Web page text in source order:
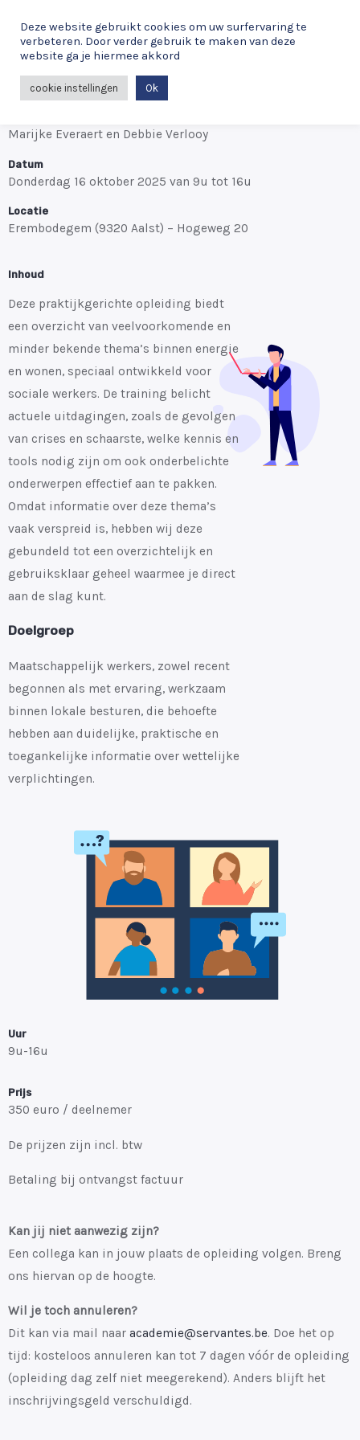
Energie en wonen: aan de slag
met veelvoorkomende en
minder bekende thema’s
Marijke Everaert en Debbie Verlooy
Datum
Donderdag 16 oktober 2025 van 9u tot 16u
Locatie
Erembodegem (9320 Aalst) – Hogeweg 20
Inhoud
Deze praktijkgerichte opleiding biedt
een overzicht van veelvoorkomende en
minder bekende thema’s binnen energie
en wonen, speciaal ontwikkeld voor
sociale werkers. De training belicht
actuele uitdagingen, zoals de gevolgen
van crises en schaarste, welke kennis en
tools nodig zijn om ook onderbelichte
onderwerpen effectief aan te pakken.
Omdat informatie over deze thema’s
vaak verspreid is, hebben wij deze
gebundeld tot een overzichtelijk en
gebruiksklaar geheel waarmee je direct
aan de slag kunt.
Doelgroep
Maatschappelijk werkers, zowel recent
begonnen als met ervaring, werkzaam
binnen lokale besturen, die behoefte
hebben aan duidelijke, praktische en
toegankelijke informatie over wettelijke
verplichtingen.
Uur
9u-16u
Prijs
350 euro / deelnemer
De prijzen zijn incl. btw
Betaling bij ontvangst factuur
Kan jij niet aanwezig zijn?
Een collega kan in jouw plaats de opleiding volgen. Breng
ons hiervan op de hoogte.
Wil je toch annuleren?
Dit kan via mail naar academie@servantes.be. Doe het op
tijd: kosteloos annuleren kan tot 7 dagen vóór de opleiding
(opleiding dag zelf niet meegerekend). Anders blijft het
inschrijvingsgeld verschuldigd.
Deze website gebruikt cookies om uw surfervaring te
verbeteren. Door verder gebruik te maken van deze
website ga je hiermee akkord
cookie instellingen Ok